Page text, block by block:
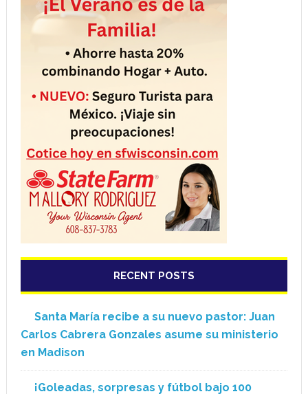
RECENT POSTS
Santa María recibe a su nuevo pastor: Juan
Carlos Cabrera Gonzales asume su ministerio
en Madison
¡Goleadas, sorpresas y fútbol bajo 100